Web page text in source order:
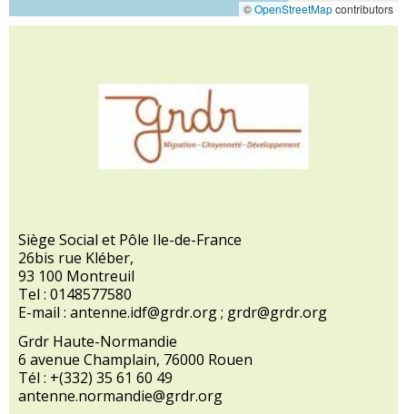
©OpenStreetMapcontributors
Siège Social et Pôle Ile-de-France
26bis rue Kléber,
93 100 Montreuil
Tel : 0148577580
E-mail : antenne.idf@grdr.org ; grdr@grdr.org
Grdr Haute-Normandie
6 avenue Champlain, 76000 Rouen
Tél : +(332) 35 61 60 49
antenne.normandie@grdr.org